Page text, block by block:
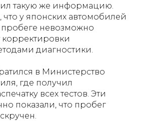
такую же информацию.
у японских автомобилей
невозможно
корректировки
диагностики.
в Министерство
где получил
всех тестов. Эти
показали, что пробег